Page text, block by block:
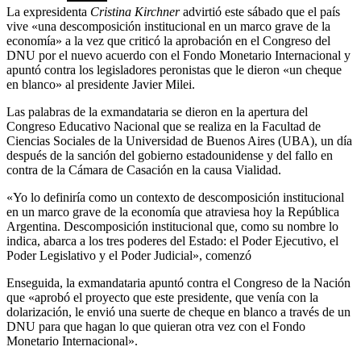
La expresidenta Cristina Kirchneradvirtió este sábado que el país
vive «una descomposición institucional en un marco grave de la
economía» a la vez que criticó la aprobación en el Congreso del
DNU por el nuevo acuerdo con el Fondo Monetario Internacional y
apuntó contra los legisladores peronistas que le dieron «un cheque
en blanco» al presidente Javier Milei.
Las palabras de la exmandataria se dieron en la apertura del
Congreso Educativo Nacional que se realiza en la Facultad de
Ciencias Sociales de la Universidad de Buenos Aires (UBA), un día
después de la sanción del gobierno estadounidense y del fallo en
contra de la Cámara de Casación en la causa Vialidad.
«Yo lo definiría como un contexto de descomposición institucional
en un marco grave de la economía que atraviesa hoy la República
Argentina. Descomposición institucional que, como su nombre lo
indica, abarca a los tres poderes del Estado: el Poder Ejecutivo, el
Poder Legislativo y el Poder Judicial», comenzó
Enseguida, la exmandataria apuntó contra el Congreso de la Nación
que «aprobó el proyecto que este presidente, que venía con la
dolarización, le envió una suerte de cheque en blanco a través de un
DNU para que hagan lo que quieran otra vez con el Fondo
Monetario Internacional».